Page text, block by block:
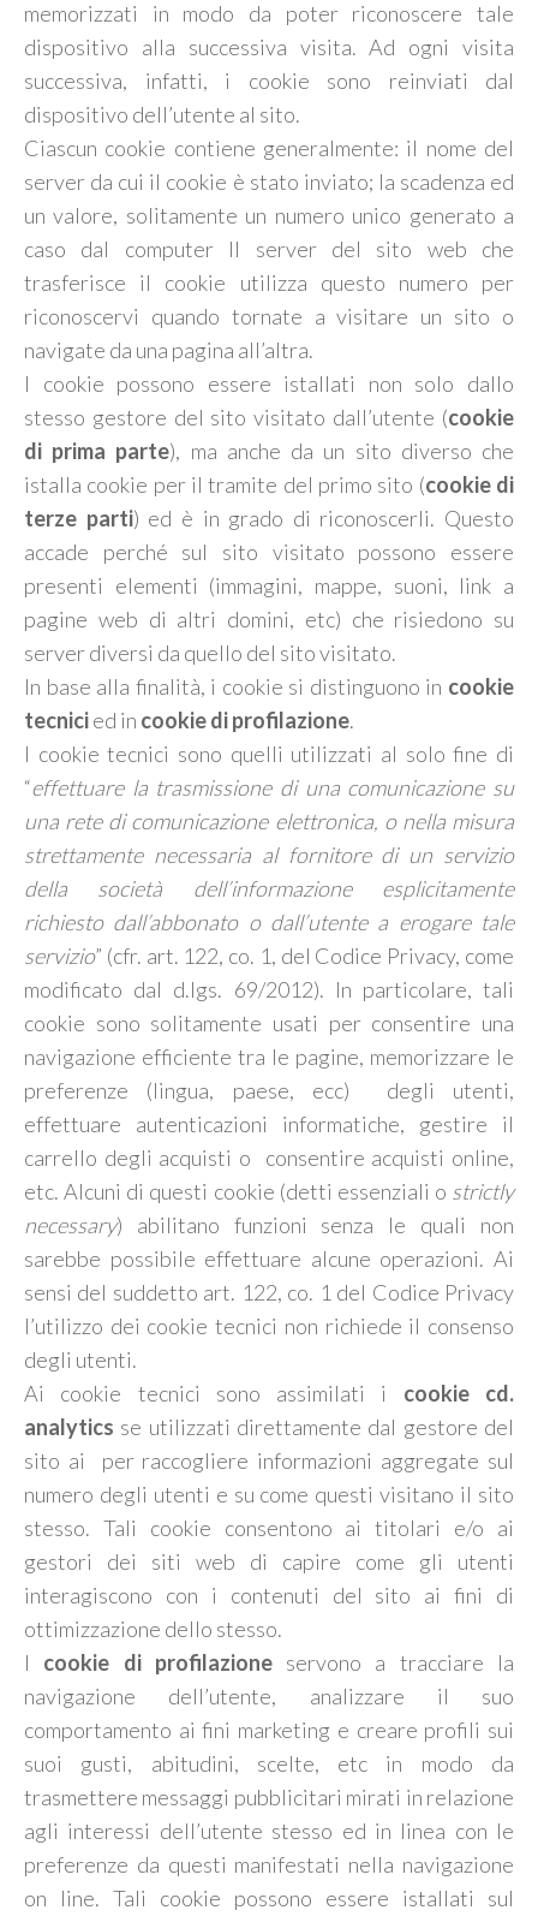
memorizzati in modo da poter riconoscere tale
dispositivo alla successiva visita. Ad ogni visita
successiva, infatti, i cookie sono reinviati dal
dispositivo dell’utente al sito.
Ciascun cookie contiene generalmente: il nome del
server da cui il cookie è stato inviato; la scadenza ed
un valore, solitamente un numero unico generato a
caso dal computer Il server del sito web che
trasferisce il cookie utilizza questo numero per
riconoscervi quando tornate a visitare un sito o
navigate da una pagina all’altra.
I cookie possono essere istallati non solo dallo
stesso gestore del sito visitato dall’utente (cookie
di prima parte), ma anche da un sito diverso che
istalla cookie per il tramite del primo sito (cookie di
terze parti) ed è in grado di riconoscerli. Questo
accade perché sul sito visitato possono essere
presenti elementi (immagini, mappe, suoni, link a
pagine web di altri domini, etc) che risiedono su
server diversi da quello del sito visitato.
In base alla finalità, i cookie si distinguono in cookie
tecnicied in cookie di profilazione.
I cookie tecnici sono quelli utilizzati al solo fine di
“effettuare la trasmissione di una comunicazione su
una rete di comunicazione elettronica, o nella misura
strettamente necessaria al fornitore di un servizio
della società dell’informazione esplicitamente
richiesto dall’abbonato o dall’utente a erogare tale
servizio” (cfr. art. 122, co. 1, del Codice Privacy, come
modificato dal d.lgs. 69/2012). In particolare, tali
cookie sono solitamente usati per consentire una
navigazione efficiente tra le pagine, memorizzare le
preferenze (lingua, paese, ecc) degli utenti,
effettuare autenticazioni informatiche, gestire il
carrello degli acquisti o consentire acquisti online,
etc. Alcuni di questi cookie (detti essenziali o strictly
necessary) abilitano funzioni senza le quali non
sarebbe possibile effettuare alcune operazioni. Ai
sensi del suddetto art. 122, co. 1 del Codice Privacy
l’utilizzo dei cookie tecnici non richiede il consenso
degli utenti.
Ai cookie tecnici sono assimilati i cookie cd.
analytics se utilizzati direttamente dal gestore del
sito ai per raccogliere informazioni aggregate sul
numero degli utenti e su come questi visitano il sito
stesso. Tali cookie consentono ai titolari e/o ai
gestori dei siti web di capire come gli utenti
interagiscono con i contenuti del sito ai fini di
ottimizzazione dello stesso.
I cookie di profilazioneservono a tracciare la
navigazione dell’utente, analizzare il suo
comportamento ai fini marketing e creare profili sui
suoi gusti, abitudini, scelte, etc in modo da
trasmettere messaggi pubblicitari mirati in relazione
agli interessi dell’utente stesso ed in linea con le
preferenze da questi manifestati nella navigazione
on line. Tali cookie possono essere istallati sul